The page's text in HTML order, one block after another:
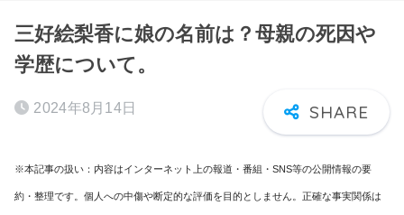
三好絵梨香に娘の名前は？母親の死因や
学歴について。
2024年8月14日
※本記事の扱い：内容はインターネット上の報道・番組・SNS等の公開情報の要
約・整理です。個人への中傷や断定的な評価を目的としません。正確な事実関係は